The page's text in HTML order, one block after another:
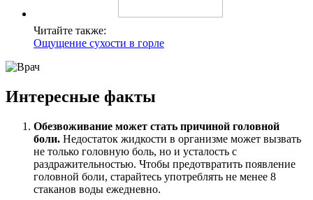
Читайте также:
Ощущение сухости в горле
Интересные факты
Обезвоживание может стать причиной головной
боли. Недостаток жидкости в организме может вызвать
не только головную боль, но и усталость с
раздражительностью. Чтобы предотвратить появление
головной боли, старайтесь употреблять не менее 8
стаканов воды ежедневно.